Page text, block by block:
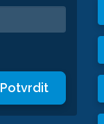
Potvrdit